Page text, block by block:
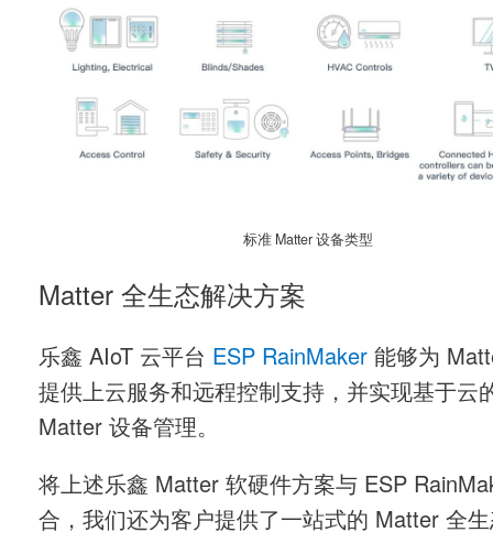
标准 Matter 设备类型
Matter 全生态解决方案
乐鑫 AIoT 云平台 ESP RainMaker 能够为
提供上云服务和远程控制支持，并实现基于云
Matter 设备管理。
将上述乐鑫 Matter 软硬件方案与 ESP
合，我们还为客户提供了一站式的 Matter 全